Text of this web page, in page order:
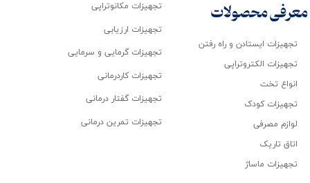
تجهیزات ایستادن و راه رفتن
تجهیزات الکتروتراپی
انواع تخت
تجهیزات کودک
لوازم مصرفی
اتاق تاریک
تجهیزات ماساژ
تجهیزات مکانوتراپی
تجهیزات ارزیابی
تجهیزات گرمایی و سرمایی
تجهیزات کاردرمانی
تجهیزات گفتار درمانی
تجهیزات تمرین درمانی
معرفی محصولات